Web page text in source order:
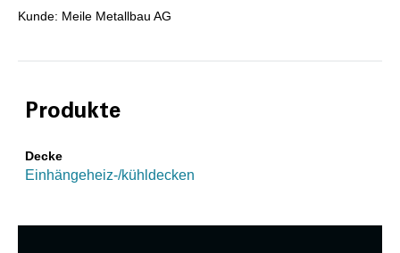
Kunde: Meile Metallbau AG
Produkte
Decke
Einhängeheiz-/kühldecken